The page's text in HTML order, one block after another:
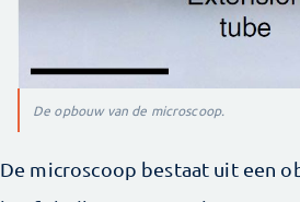
De opbouw van de microscoop.
De microscoop bestaat uit een